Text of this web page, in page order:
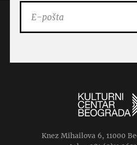
Knez Mihailova 6, 11000